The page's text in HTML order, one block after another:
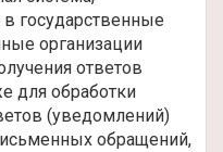
государственные
организации
ответов
для обработки
(уведомлений)
обращений,